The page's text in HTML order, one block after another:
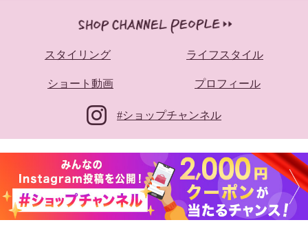
スタイリング ライフスタイル
ショート動画 プロフィール
#ショップチャンネル